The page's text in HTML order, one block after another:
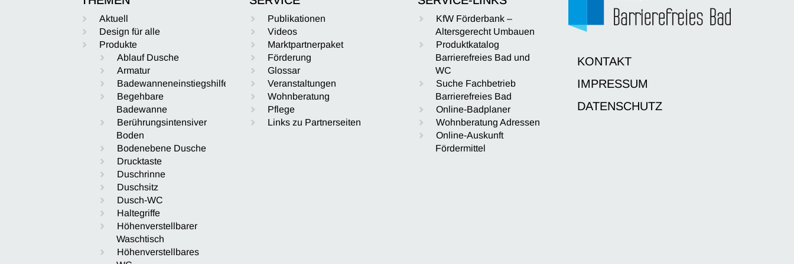
Aktuell
Design für alle
Produkte
Ablauf Dusche
Armatur
Badewanneneinstiegshilfe
Begehbare
Badewanne
Berührungsintensiver
Boden
Bodenebene Dusche
Drucktaste
Duschrinne
Duschsitz
Dusch-WC
Haltegriffe
Höhenverstellbarer
Waschtisch
Höhenverstellbares
Publikationen
Videos
Marktpartnerpaket
Förderung
Glossar
Veranstaltungen
Wohnberatung
Pflege
Links zu Partnerseiten
KfW Förderbank –
Altersgerecht Umbauen
Produktkatalog
Barrierefreies Bad und
WC
Suche Fachbetrieb
Barrierefreies Bad
Online-Badplaner
Wohnberatung Adressen
Online-Auskunft
Fördermittel
KONTAKT
IMPRESSUM
DATENSCHUTZ